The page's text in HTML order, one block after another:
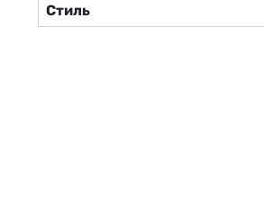
Стиль